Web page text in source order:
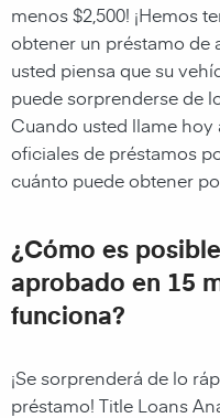
menos $2,500! ¡Hemos
obtener un préstamo de
usted piensa que su
puede sorprenderse de
Cuando usted llame hoy
oficiales de préstamos
cuánto puede obtener
¿Cómo es
aprobado en 15
funciona?
¡Se sorprenderá de lo
préstamo! Title Loans